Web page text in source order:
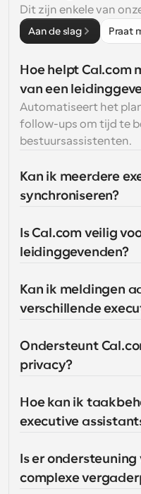
Dit zijn enkele van
Aan de slag Praat
Hoe helpt
van een
Automatiseert het
follow-ups om tijd te
bestuursassistenten.
Kan ik meerdere
synchroniseren?
Is Cal.com veilig
leidinggevenden?
Kan ik meldingen
verschillende
Ondersteunt
privacy?
Hoe kan ik
executive
Is er
complexe